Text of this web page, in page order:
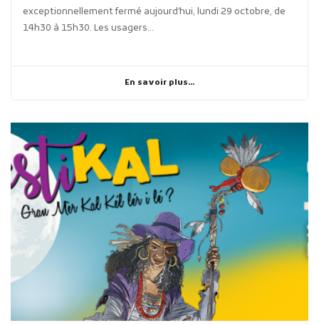
exceptionnellement fermé aujourd’hui, lundi 29 octobre, de
14h30 à 15h30. Les usagers...
En savoir plus...